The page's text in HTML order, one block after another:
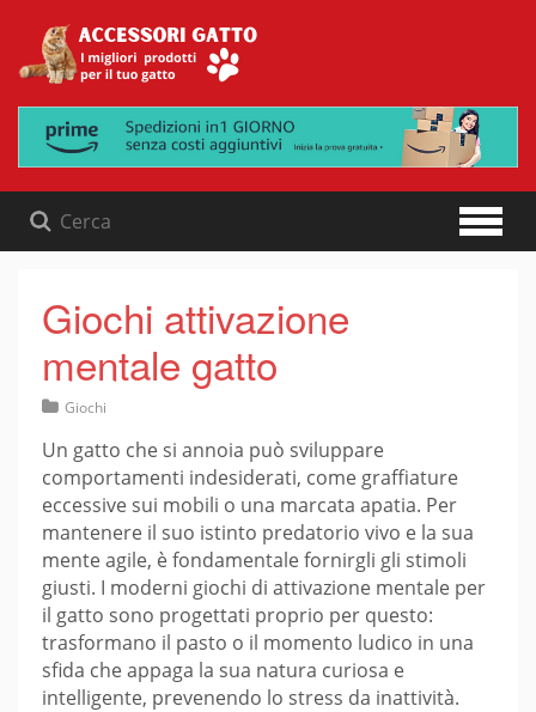
content
Giochi attivazione
mentale gatto
Giochi
Un gatto che si annoia può sviluppare
comportamenti indesiderati, come graffiature
eccessive sui mobili o una marcata apatia. Per
mantenere il suo istinto predatorio vivo e la sua
mente agile, è fondamentale fornirgli gli stimoli
giusti. I moderni giochi di attivazione mentale per
il gatto sono progettati proprio per questo:
trasformano il pasto o il momento ludico in una
sfida che appaga la sua natura curiosa e
intelligente, prevenendo lo stress da inattività.